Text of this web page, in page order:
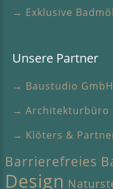
→ Exklusive
Unsere Partner
→ Baustudio GmbH
→ Architekturbüro
→ Klöters &
Barrierefreies
Design